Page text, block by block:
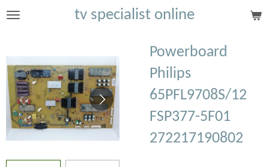
Ga
de
hoofdinhoud
tv specialist online
Powerboard
Philips
65PFL9708S/12
FSP377-5F01
272217190802